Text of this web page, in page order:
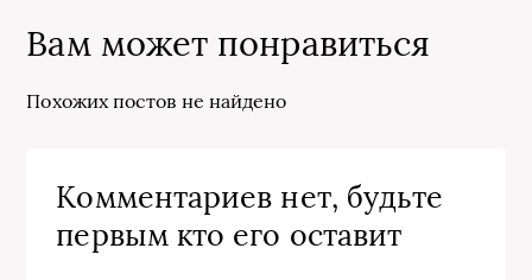
Вам может понравиться
Похожих постов не найдено
Комментариев нет, будьте
первым кто его оставит